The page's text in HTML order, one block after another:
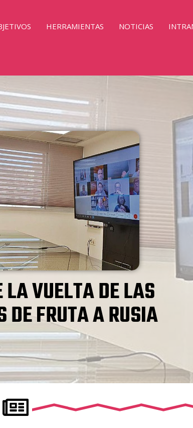
HERRAMIENTAS NOTICIAS
VUELTA DE LAS
DE FRUTA A RUSIA